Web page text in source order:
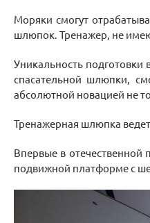
Моряки смогут
шлюпок. Тренажер, не
Уникальность
спасательной шлюпки,
абсолютной новацией не
Тренажерная шлюпка
Впервые в
подвижной платформе с